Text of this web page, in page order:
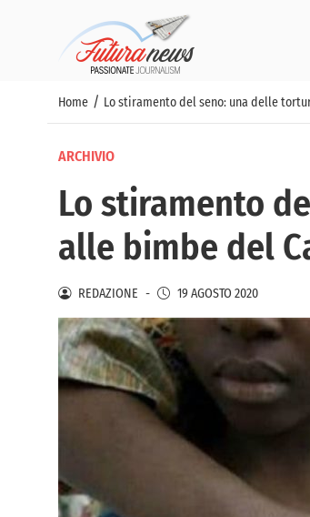
Home / Lo stiramento del seno: una delle
ARCHIVIO
Lo stiramento
alle bimbe del
REDAZIONE - 19 AGOSTO 2020